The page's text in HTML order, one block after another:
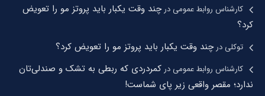
کارشناس روابط عمومیدرچند وقت یکبار باید پروتز مو را تعویض
کرد؟
توکلیدرچند وقت یکبار باید پروتز مو را تعویض کرد؟
کارشناس روابط عمومیدر کمردردی که ربطی به تشک و صندلی‌تان
ندارد؛ مقصر واقعی زیر پای شماست!